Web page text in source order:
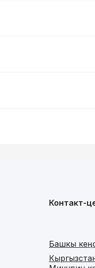
Контакт-
Башкы